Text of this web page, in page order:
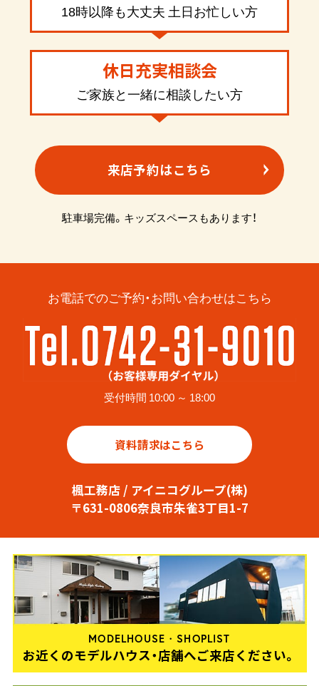
18時以降も大丈夫 土日お忙しい方
休日充実相談会
ご家族と一緒に相談したい方
来店予約はこちら
駐車場完備。キッズスペースもあります！
お電話でのご予約・お問い合わせはこちら
受付時間 10:00 ～ 18:00
資料請求はこちら
楓工務店 / アイニコグループ(株)
〒631-0806奈良市朱雀3丁目1-7
MODELHOUSE・SHOPLIST
お近くのモデルハウス・店舗へご来店ください。